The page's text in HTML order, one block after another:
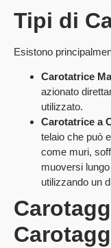
Tipi di
Esistono
Carotatrice
azionato
utilizzato.
Carotatrice a
telaio che può
come muri,
muoversi
utilizzando un